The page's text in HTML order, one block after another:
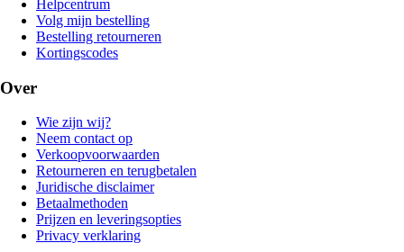
Helpcentrum
Volg mijn bestelling
Bestelling retourneren
Kortingscodes
Over
Wie zijn wij?
Neem contact op
Verkoopvoorwaarden
Retourneren en terugbetalen
Juridische disclaimer
Betaalmethoden
Prijzen en leveringsopties
Privacy verklaring